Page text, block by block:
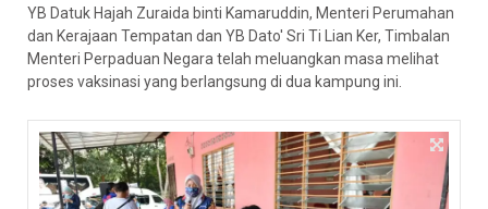
YB Datuk Hajah Zuraida binti Kamaruddin, Menteri Perumahan
dan Kerajaan Tempatan dan YB Dato' Sri Ti Lian Ker, Timbalan
Menteri Perpaduan Negara telah meluangkan masa melihat
proses vaksinasi yang berlangsung di dua kampung ini.